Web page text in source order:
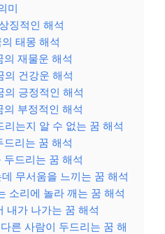
미
징적인 해석
태몽 해석
의 재물운 해석
의 건강운 해석
의 긍정적인 해석
부정적인 해석
리는지 알 수 없는 꿈 해석
드리는 꿈 해석
드리는 꿈 해석
무서움을 느끼는 꿈 해석
소리에 놀라 깨는 꿈 해석
내가 나가는 꿈 해석
른 사람이 두드리는 꿈 해